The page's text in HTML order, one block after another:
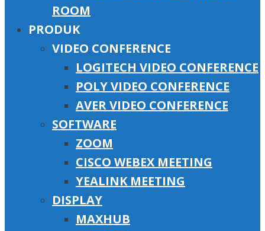
ROOM
PRODUK
VIDEO CONFERENCE
LOGITECH VIDEO CONFERENCE
POLY VIDEO CONFERENCE
AVER VIDEO CONFERENCE
SOFTWARE
ZOOM
CISCO WEBEX MEETING
YEALINK MEETING
DISPLAY
MAXHUB